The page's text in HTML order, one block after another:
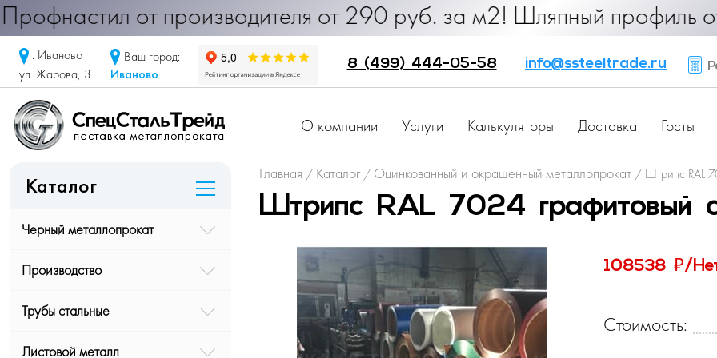
от производителя от 290 руб. за м2! Шляпный профиль от 25
г. Иваново
ул. Жарова, 3
Ваш город:
Иваново
8 (499) 444-05-58 info@ssteeltrade.ru
О компании Услуги Калькуляторы Доставка Госты
Каталог
Черный металлопрокат
Производство
Трубы стальные
Листовой металл
Главная / Каталог / Оцинкованный и окрашенный металлопрокат / Штрипс RAL
Штрипс RAL 7024 графитовый
108538 ₽/
Стоимость: